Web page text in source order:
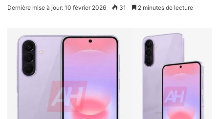
Dernière mise à jour: 10 février 2026 31 2 minutes de lecture